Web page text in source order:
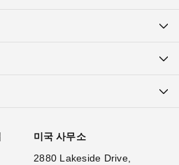
미국 사무소
2880 Lakeside Drive,